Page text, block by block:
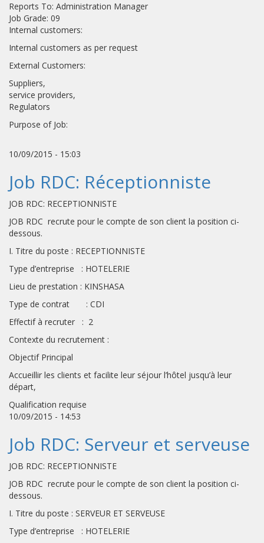
Reports To: Administration Manager
Job Grade: 09
Internal customers:
Internal customers as per request
External Customers:
Suppliers,
service providers,
Regulators
Purpose of Job:
10/09/2015 - 15:03
Job RDC: Réceptionniste
JOB RDC: RECEPTIONNISTE
JOB RDC recrute pour le compte de son client la position ci-
dessous.
I. Titre du poste : RECEPTIONNISTE
Type d’entreprise : HOTELERIE
Lieu de prestation : KINSHASA
Type de contrat : CDI
Effectif à recruter : 2
Contexte du recrutement :
Objectif Principal
Accueillir les clients et facilite leur séjour l’hôtel jusqu’à leur
départ,
Qualification requise
10/09/2015 - 14:53
Job RDC: Serveur et serveuse
JOB RDC: RECEPTIONNISTE
JOB RDC recrute pour le compte de son client la position ci-
dessous.
I. Titre du poste : SERVEUR ET SERVEUSE
Type d’entreprise : HOTELERIE